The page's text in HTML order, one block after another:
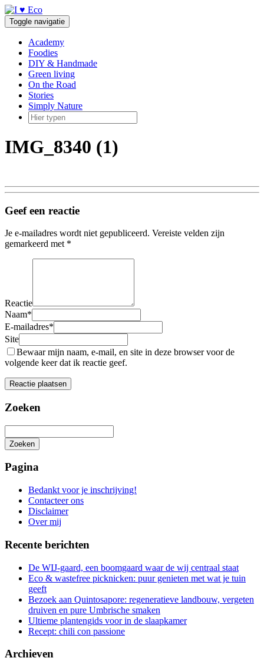
Doorgaan
naar
inhoud
Toggle navigatie
Academy
Foodies
DIY & Handmade
Green living
On the Road
Stories
Simply Nature
IMG_8340 (1)
Geef een reactie
Je e-mailadres wordt niet gepubliceerd. Vereiste velden zijn
gemarkeerd met *
Reactie
Naam*
E-mailadres*
Site
Bewaar mijn naam, e-mail, en site in deze browser voor de
volgende keer dat ik reactie geef.
Zoeken
Zoeken
zoeken
Pagina
Bedankt voor je inschrijving!
Contacteer ons
Disclaimer
Over mij
Recente berichten
De WIJ-gaard, een boomgaard waar de wij centraal staat
Eco & wastefree picknicken: puur genieten met wat je tuin
geeft
Bezoek aan Quintosapore: regeneratieve landbouw, vergeten
druiven en pure Umbrische smaken
Ultieme plantengids voor in de slaapkamer
Recept: chili con passione
Archieven